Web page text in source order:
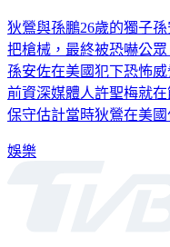
狄鶯與孫鵬26歲的獨子
把槍械，最終被恐嚇公
孫安佐在美國犯下恐怖
前資深媒體人許聖梅就
保守估計當時狄鶯在美
娛樂